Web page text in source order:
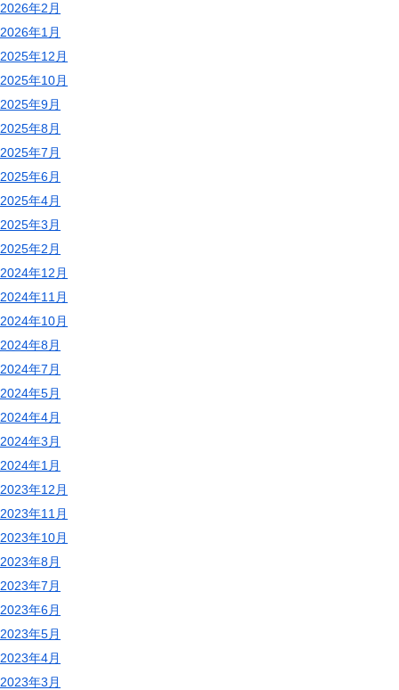
2026年2月
2026年1月
2025年12月
2025年10月
2025年9月
2025年8月
2025年7月
2025年6月
2025年4月
2025年3月
2025年2月
2024年12月
2024年11月
2024年10月
2024年8月
2024年7月
2024年5月
2024年4月
2024年3月
2024年1月
2023年12月
2023年11月
2023年10月
2023年8月
2023年7月
2023年6月
2023年5月
2023年4月
2023年3月